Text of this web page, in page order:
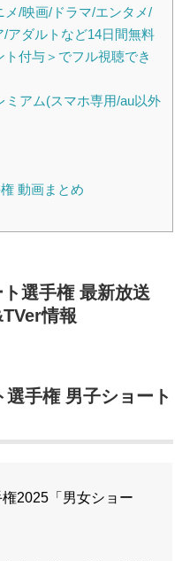
/映画/ドラマ/エンタメ/
アダルトなど14日間無料
ト付与＞でフル視聴でき
アム(スマホ専用/au以外
動画まとめ
選手権 最新放送
情報
手権 男子ショート
2025「男女ショー